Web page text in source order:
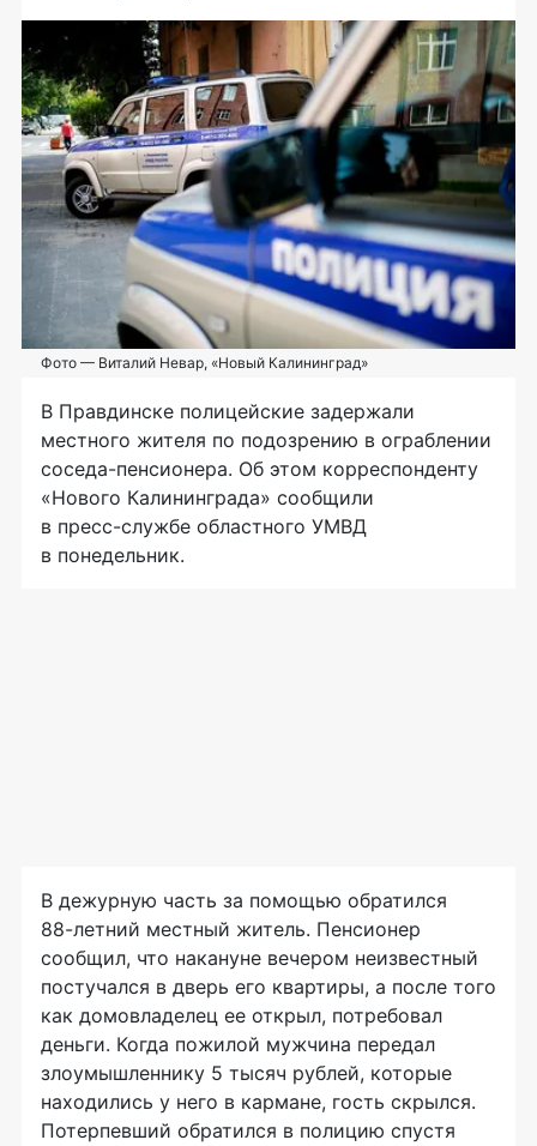
Фото — Виталий Невар, «Новый Калининград»
В Правдинске полицейские задержали
местного жителя по подозрению в ограблении
соседа-пенсионера. Об этом корреспонденту
«Нового Калининграда» сообщили
в пресс-службе областного УМВД
в понедельник.
В дежурную часть за помощью обратился
88-летний местный житель. Пенсионер
сообщил, что накануне вечером неизвестный
постучался в дверь его квартиры, а после того
как домовладелец ее открыл, потребовал
деньги. Когда пожилой мужчина передал
злоумышленнику 5 тысяч рублей, которые
находились у него в кармане, гость скрылся.
Потерпевший обратился в полицию спустя